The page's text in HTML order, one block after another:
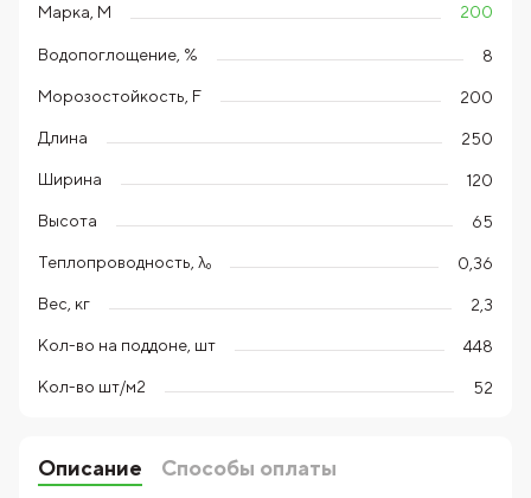
Марка, М 200
Водопоглощение, % 8
Морозостойкость, F 200
Длина 250
Ширина 120
Высота 65
Теплопроводность, λ₀ 0,36
Вес, кг 2,3
Кол-во на поддоне, шт 448
Кол-во шт/м2 52
Описание
Способы оплаты